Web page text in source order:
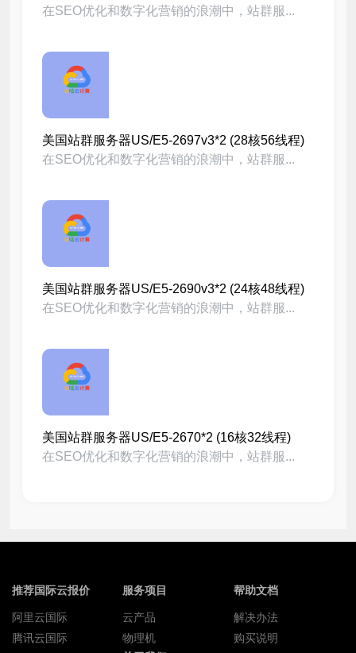
在SEO优化和数字化营销的浪潮中，站群服...
美国站群服务器US/E5-2697v3*2 (28核56线程)
在SEO优化和数字化营销的浪潮中，站群服...
美国站群服务器US/E5-2690v3*2 (24核48线程)
在SEO优化和数字化营销的浪潮中，站群服...
美国站群服务器US/E5-2670*2 (16核32线程)
在SEO优化和数字化营销的浪潮中，站群服...
推荐国际云报价
阿里云国际
腾讯云国际
服务项目
云产品
物理机
帮助文档
解决办法
购买说明